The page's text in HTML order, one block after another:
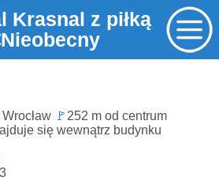
Krasnal z piłką
🚩 252 m od centrum
się wewnątrz budynku